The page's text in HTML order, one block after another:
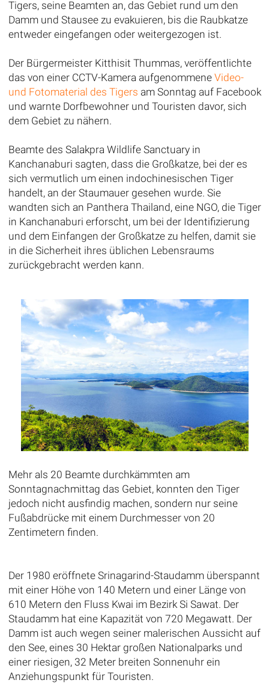
Tigers, seine Beamten an, das Gebiet rund um den
Damm und Stausee zu evakuieren, bis die Raubkatze
entweder eingefangen oder weitergezogen ist.
Der Bürgermeister Kitthisit Thummas, veröffentlichte
das von einer CCTV-Kamera aufgenommene Video-
und Fotomaterial des Tigers am Sonntag auf Facebook
und warnte Dorfbewohner und Touristen davor, sich
dem Gebiet zu nähern.
Beamte des Salakpra Wildlife Sanctuary in
Kanchanaburi sagten, dass die Großkatze, bei der es
sich vermutlich um einen indochinesischen Tiger
handelt, an der Staumauer gesehen wurde. Sie
wandten sich an Panthera Thailand, eine NGO, die Tiger
in Kanchanaburi erforscht, um bei der Identifizierung
und dem Einfangen der Großkatze zu helfen, damit sie
in die Sicherheit ihres üblichen Lebensraums
zurückgebracht werden kann.
Mehr als 20 Beamte durchkämmten am
Sonntagnachmittag das Gebiet, konnten den Tiger
jedoch nicht ausfindig machen, sondern nur seine
Fußabdrücke mit einem Durchmesser von 20
Zentimetern finden.
Der 1980 eröffnete Srinagarind-Staudamm überspannt
mit einer Höhe von 140 Metern und einer Länge von
610 Metern den Fluss Kwai im Bezirk Si Sawat. Der
Staudamm hat eine Kapazität von 720 Megawatt. Der
Damm ist auch wegen seiner malerischen Aussicht auf
den See, eines 30 Hektar großen Nationalparks und
einer riesigen, 32 Meter breiten Sonnenuhr ein
Anziehungspunkt für Touristen.